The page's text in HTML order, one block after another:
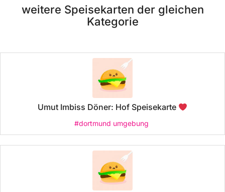
weitere Speisekarten der gleichen
Kategorie
Umut Imbiss Döner: Hof Speisekarte
#dortmund umgebung